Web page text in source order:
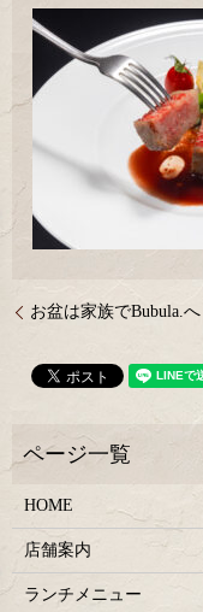
お盆は家族でBubula.へ
HOME
店舗案内
ランチメニュー